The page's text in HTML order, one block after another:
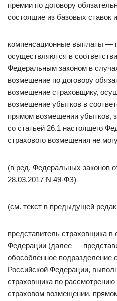
премии по договору
состоящие из базовых ставок
компенсационные выплаты —
осуществляются в
Федеральным законом в
возмещение по договору
возмещение страховщику,
возмещение убытков в
прямом возмещении убытков,
со статьей 26.1 настоящего
страхового возмещения не
(в ред. Федеральных законов
28.03.2017 N 49-ФЗ)
(см. текст в предыдущей
представитель страховщика в
Федерации (далее —
обособленное подразделение
Российской Федерации,
страховщика по
страховом возмещении,